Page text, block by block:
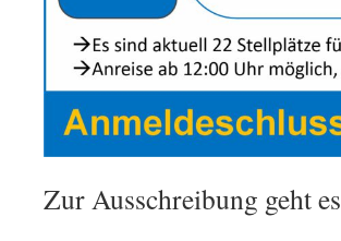
Zur Ausschreibung geht es